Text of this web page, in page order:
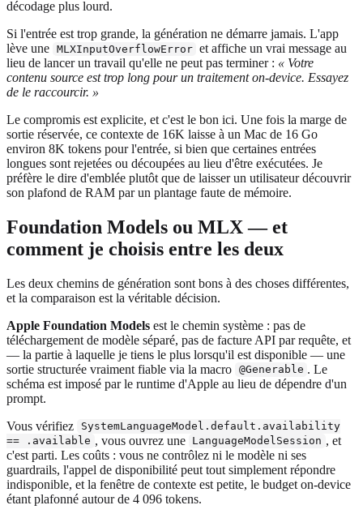
décodage plus lourd.
Si l'entrée est trop grande, la génération ne démarre jamais. L'app
lève une MLXInputOverflowError et affiche un vrai message au
lieu de lancer un travail qu'elle ne peut pas terminer : « Votre
contenu source est trop long pour un traitement on-device. Essayez
de le raccourcir. »
Le compromis est explicite, et c'est le bon ici. Une fois la marge de
sortie réservée, ce contexte de 16K laisse à un Mac de 16 Go
environ 8K tokens pour l'entrée, si bien que certaines entrées
longues sont rejetées ou découpées au lieu d'être exécutées. Je
préfère le dire d'emblée plutôt que de laisser un utilisateur découvrir
son plafond de RAM par un plantage faute de mémoire.
Foundation Models ou MLX — et
comment je choisis entre les deux
Les deux chemins de génération sont bons à des choses différentes,
et la comparaison est la véritable décision.
Apple Foundation Models est le chemin système : pas de
téléchargement de modèle séparé, pas de facture API par requête, et
— la partie à laquelle je tiens le plus lorsqu'il est disponible — une
sortie structurée vraiment fiable via la macro @Generable . Le
schéma est imposé par le runtime d'Apple au lieu de dépendre d'un
prompt.
Vous vérifiez
SystemLanguageModel.default.availability
== .available , vous ouvrez une LanguageModelSession , et
c'est parti. Les coûts : vous ne contrôlez ni le modèle ni ses
guardrails, l'appel de disponibilité peut tout simplement répondre
indisponible, et la fenêtre de contexte est petite, le budget on-device
étant plafonné autour de 4 096 tokens.